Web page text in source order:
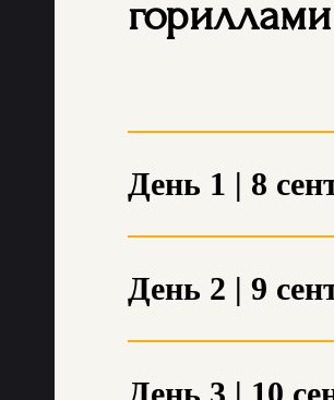
День 1 | 8
День 2 | 9
День 3 | 10